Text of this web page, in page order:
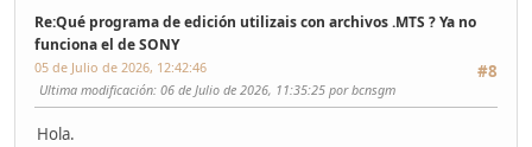
Re:Qué programa de edición utilizais con archivos .MTS ? Ya no
funciona el de SONY
#8
05 de Julio de 2026, 12:42:46
Ultima modificación: 06 de Julio de 2026, 11:35:25 por bcnsgm
Hola.